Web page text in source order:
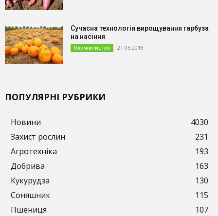
Сучасна технологія вирощування гарбуза
на насіння
Овочівництво 21.05.2018
ПОПУЛЯРНІ РУБРИКИ
Новини
4030
Захист рослин
231
Агротехніка
193
Добрива
163
Кукурудза
130
Соняшник
115
Пшениця
107